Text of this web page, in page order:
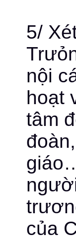
5/
nội
hoạt
tâm
của